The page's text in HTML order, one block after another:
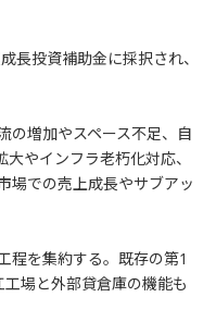
長投資補助金に採択され、
の増加やスペース不足、自
やインフラ老朽化対応、
場での売上成長やサブアッ
程を集約する。既存の第1
場と外部貸倉庫の機能も